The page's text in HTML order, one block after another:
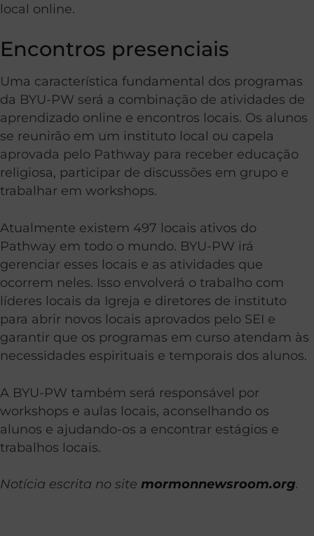
local online.
Encontros presenciais
Uma característica fundamental dos programas
da BYU-PW será a combinação de atividades de
aprendizado online e encontros locais. Os alunos
se reunirão em um instituto local ou capela
aprovada pelo Pathway para receber educação
religiosa, participar de discussões em grupo e
trabalhar em workshops.
Atualmente existem 497 locais ativos do
Pathway em todo o mundo. BYU-PW irá
gerenciar esses locais e as atividades que
ocorrem neles. Isso envolverá o trabalho com
líderes locais da Igreja e diretores de instituto
para abrir novos locais aprovados pelo SEI e
garantir que os programas em curso atendam às
necessidades espirituais e temporais dos alunos.
A BYU-PW também será responsável por
workshops e aulas locais, aconselhando os
alunos e ajudando-os a encontrar estágios e
trabalhos locais.
Notícia escrita no site mormonnewsroom.org.